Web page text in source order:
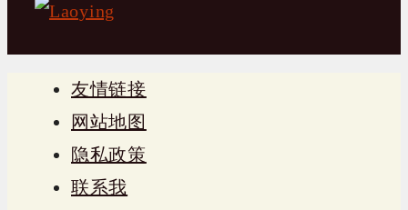
友情链接
网站地图
隐私政策
联系我